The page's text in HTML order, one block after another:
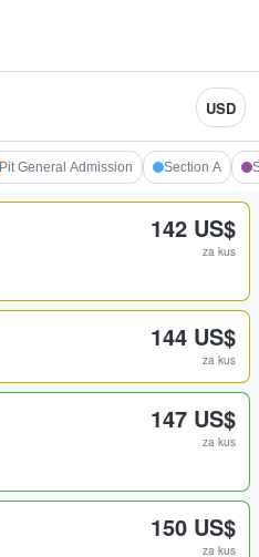
USD
Pit General Admission Section A
142 US$
za kus
144 US$
za kus
147 US$
za kus
150 US$
za kus